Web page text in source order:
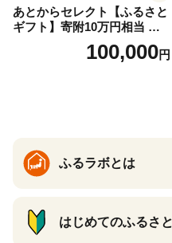
あとからセレクト【ふるさと
ギフト】寄附10万円相当 あ
とから選べる！ ギフト いく
ら ほたて 海鮮 牛肉 別海町
ギフト ふるさと納税 ）
100,000円
ふるラボとは
はじめてのふるさ